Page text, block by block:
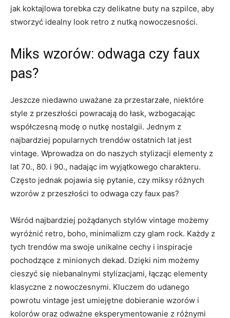
jak koktajlowa torebka czy delikatne buty ‌na szpilce, aby ​
stworzyć idealny look ‍retro ‌z nutką nowoczesności.
Miks⁢ wzorów: odwaga czy⁤ faux
pas?
Jeszcze niedawno uważane za przestarzałe, niektóre
style z przeszłości powracają do łask,​ wzbogacając‍
współczesną ​modę o nutkę nostalgii. Jednym ⁣z
⁣najbardziej popularnych trendów ostatnich lat jest⁢
vintage.​ Wprowadza⁣ on do naszych stylizacji elementy z
lat ‌70., 80. i‌ 90., nadając im wyjątkowego charakteru.‍
Często jednak pojawia się pytanie, czy miksy⁣ różnych
wzorów​ z​ przeszłości to odwaga⁢ czy faux pas?
Wśród ‌najbardziej​ pożądanych stylów ⁢vintage możemy
wyróżnić retro,⁣ boho, minimalizm ‍czy glam rock. Każdy z
tych⁢ trendów ma swoje unikalne cechy i ‌inspiracje‍
pochodzące ‍z minionych dekad. Dzięki nim możemy
⁢cieszyć ⁢się niebanalnymi⁢ stylizacjami, łącząc elementy
⁣klasyczne z nowoczesnymi. Kluczem do udanego
powrotu ⁤vintage jest umiejętne dobieranie ⁢wzorów ‌i
⁢kolorów⁢ oraz odważne eksperymentowanie z różnymi